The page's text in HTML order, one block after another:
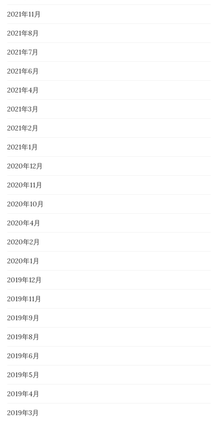
2021年11月
2021年8月
2021年7月
2021年6月
2021年4月
2021年3月
2021年2月
2021年1月
2020年12月
2020年11月
2020年10月
2020年4月
2020年2月
2020年1月
2019年12月
2019年11月
2019年9月
2019年8月
2019年6月
2019年5月
2019年4月
2019年3月